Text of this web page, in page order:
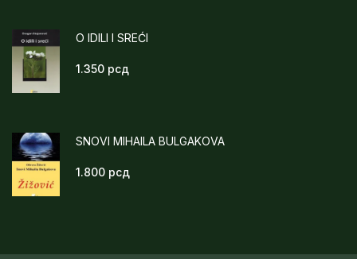
O IDILI I SREĆI
1.350 рсд
SNOVI MIHAILA BULGAKOVA
1.800 рсд